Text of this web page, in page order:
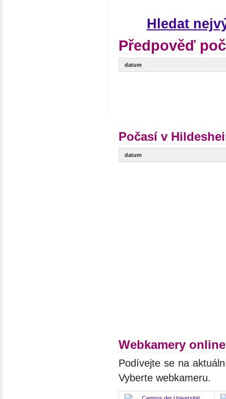
Hledat
Předpověď
datum
Počasí v
datum
Webkamery
Podívejte se na
Vyberte webkameru.